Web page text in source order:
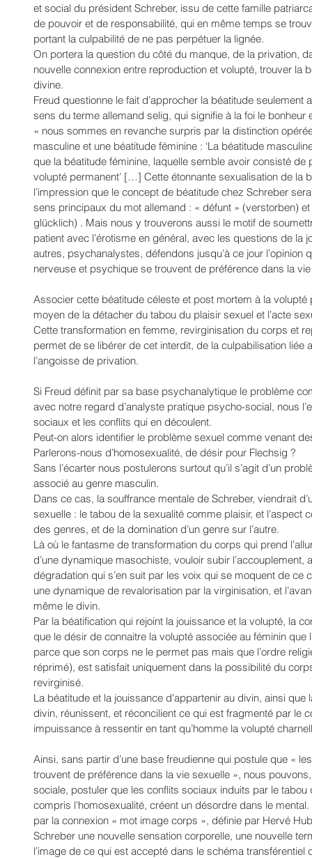
et social du président Schreber, issu de cette famille
de pouvoir et de responsabilité, qui en même temps se
portant la culpabilité de ne pas perpétuer la lignée.
On portera la question du côté du manque, de la privation,
nouvelle connexion entre reproduction et volupté, trouver la
divine.
Freud questionne le fait d’approcher la béatitude
sens du terme allemand selig, qui signifie à la foi le bonheur
« nous sommes en revanche surpris par la distinction
masculine et une béatitude féminine : ‘La béatitude
que la béatitude féminine, laquelle semble avoir consisté
volupté permanent’ […] Cette étonnante sexualisation de la
l’impression que le concept de béatitude chez Schreber
sens principaux du mot allemand : « défunt » (verstorben)
glücklich) . Mais nous y trouverons aussi le motif de
patient avec l’érotisme en général, avec les questions de la
autres, psychanalystes, défendons jusqu’à ce jour
nerveuse et psychique se trouvent de préférence dans la vie
Associer cette béatitude céleste et post mortem à la
moyen de la détacher du tabou du plaisir sexuel et l’acte
Cette transformation en femme, revirginisation du corps et
permet de se libérer de cet interdit, de la culpabilisation
l’angoisse de privation.
Si Freud définit par sa base psychanalytique le problème
avec notre regard d’analyste pratique psycho-social, nous
sociaux et les conflits qui en découlent.
Peut-on alors identifier le problème sexuel comme venant
Parlerons-nous d’homosexualité, de désir pour Flechsig ?
Sans l’écarter nous postulerons surtout qu’il s’agit d’un
associé au genre masculin.
Dans ce cas, la souffrance mentale de Schreber, viendrait
sexuelle : le tabou de la sexualité comme plaisir, et l’aspect
des genres, et de la domination d’un genre sur l’autre.
Là où le fantasme de transformation du corps qui prend
d’une dynamique masochiste, vouloir subir l’accouplement,
dégradation qui s’en suit par les voix qui se moquent de
une dynamique de revalorisation par la virginisation, et
même le divin.
Par la béatification qui rejoint la jouissance et la volupté, la
que le désir de connaitre la volupté associée au féminin que
parce que son corps ne le permet pas mais que l’ordre
réprimé), est satisfait uniquement dans la possibilité du
revirginisé.
La béatitude et la jouissance d’appartenir au divin, ainsi
divin, réunissent, et réconcilient ce qui est fragmenté par le
impuissance à ressentir en tant qu’homme la volupté
Ainsi, sans partir d’une base freudienne qui postule que «
trouvent de préférence dans la vie sexuelle », nous
sociale, postuler que les conflits sociaux induits par le
compris l’homosexualité, créent un désordre dans le
par la connexion « mot image corps », définie par Hervé
Schreber une nouvelle sensation corporelle, une nouvelle
l’image de ce qui est accepté dans le schéma